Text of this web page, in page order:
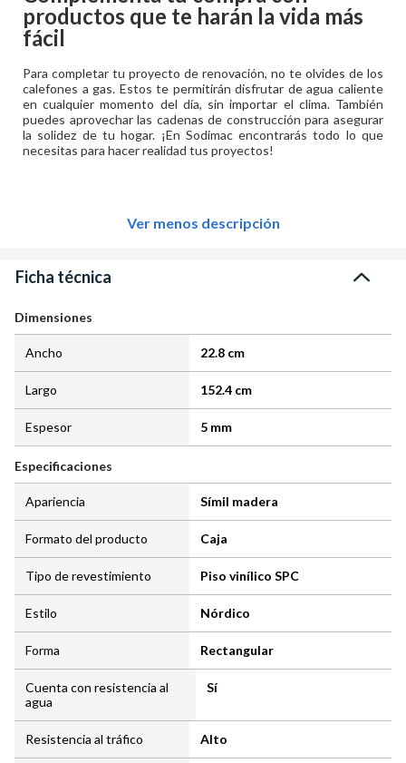
productos que te harán la vida más
fácil
Para completar tu proyecto de renovación, no te olvides de los
calefones a gas. Estos te permitirán disfrutar de agua caliente
en cualquier momento del día, sin importar el clima. También
puedes aprovechar las cadenas de construcción para asegurar
la solidez de tu hogar. ¡En Sodimac encontrarás todo lo que
necesitas para hacer realidad tus proyectos!
Ver menos descripción
Ficha técnica
Dimensiones
Ancho 22.8 cm
Largo 152.4 cm
Espesor 5 mm
Especificaciones
Apariencia Símil madera
Formato del producto Caja
Tipo de revestimiento Piso vinílico SPC
Estilo Nórdico
Forma Rectangular
Cuenta con resistencia al
agua
Sí
Resistencia al tráfico Alto